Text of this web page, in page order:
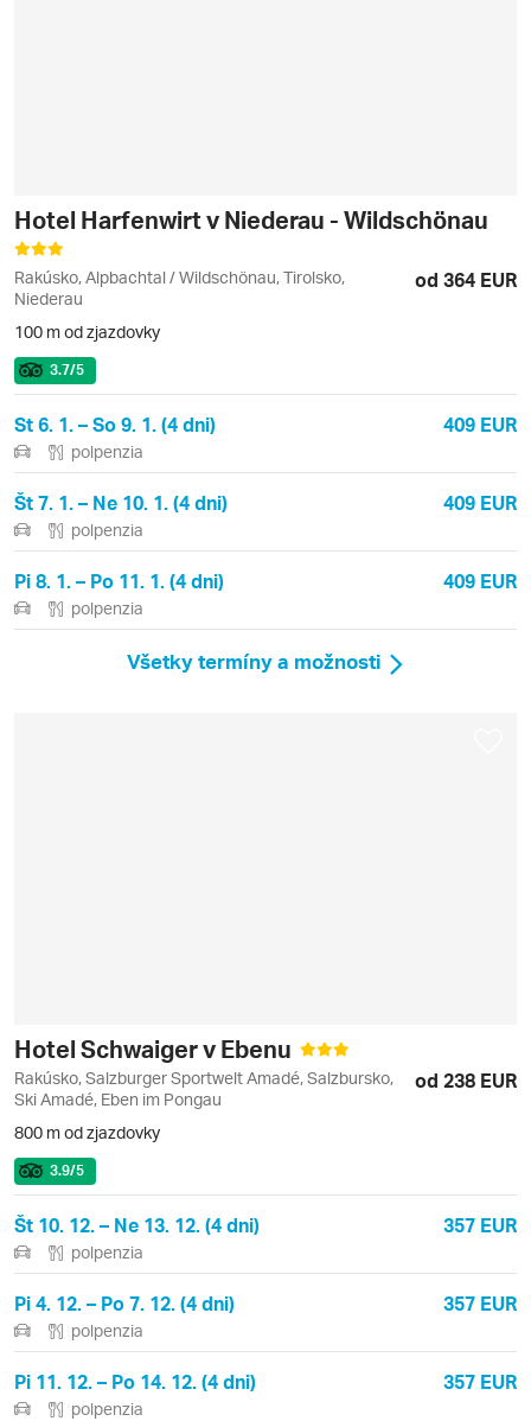
Hotel Harfenwirt v Niederau - Wildschönau
Rakúsko, Alpbachtal / Wildschönau, Tirolsko,
Niederau
od 364 EUR
100 m od zjazdovky
3.7/5
St 6. 1. – So 9. 1. (4 dni) 409 EUR
polpenzia
Št 7. 1. – Ne 10. 1. (4 dni) 409 EUR
polpenzia
Pi 8. 1. – Po 11. 1. (4 dni) 409 EUR
polpenzia
Všetky termíny a možnosti
Hotel Schwaiger v Ebenu
Rakúsko, Salzburger Sportwelt Amadé, Salzbursko,
Ski Amadé, Eben im Pongau
od 238 EUR
800 m od zjazdovky
3.9/5
Št 10. 12. – Ne 13. 12. (4 dni) 357 EUR
polpenzia
Pi 4. 12. – Po 7. 12. (4 dni) 357 EUR
polpenzia
Pi 11. 12. – Po 14. 12. (4 dni) 357 EUR
polpenzia